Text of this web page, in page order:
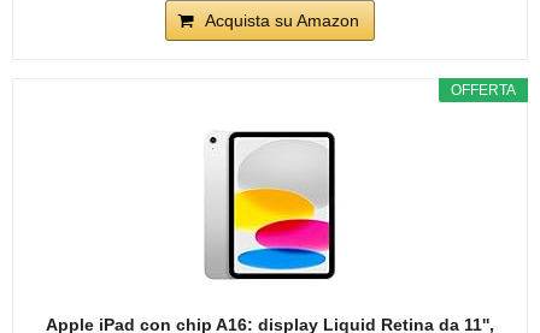
Acquista su Amazon
OFFERTA
Apple iPad con chip A16: display Liquid Retina da 11'',